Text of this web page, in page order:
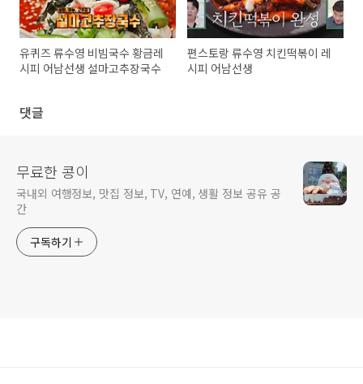
유퀴즈 류수영 비빔국수 황금레
시피 어남선생 설마고추장국수
편스토랑 류수영 치킨떡볶이 레
시피 어남선생
댓글
무료한 콩이
국내외 여행정보, 맛집 정보, TV, 연예, 생활 정보 공유 공
간
구독하기